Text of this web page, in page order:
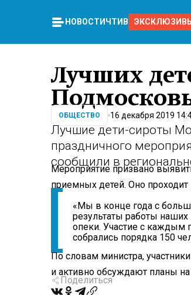
НОВОСТИ ЧТИВО ЭКСКЛЮЗИВЫ
Лучших
ОБЩЕСТВО 16 декабря 2019
Лучшие дети-сироты
праздничного
сообщили в
Мероприятие призвано
приемных детей. Оно проходит
«Мы в конце года с
результаты работы
опеки. Участие с каждым
собрались порядка 150
По словам министра,
и активно обсуждают планы
Поделиться